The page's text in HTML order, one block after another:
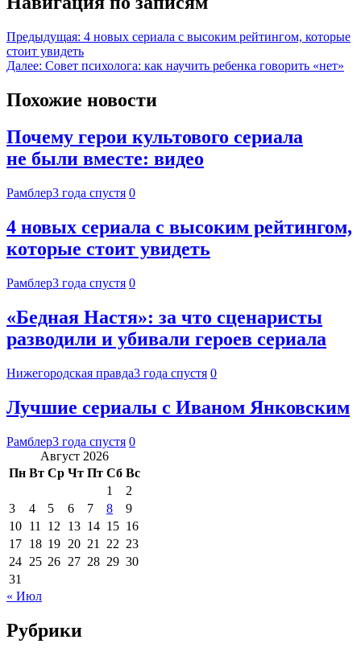
Предыдущая: 4 новых сериала с высоким рейтингом, которые
стоит увидеть
Далее: Совет психолога: как научить ребенка говорить «нет»
Похожие новости
Почему герои культового сериала
не были вместе: видео
Рамблер3 года спустя 0
4 новых сериала с высоким рейтингом,
которые стоит увидеть
Рамблер3 года спустя 0
«Бедная Настя»: за что сценаристы
разводили и убивали героев сериала
Нижегородская правда3 года спустя 0
Лучшие сериалы с Иваном Янковским
Рамблер3 года спустя 0
Август 2026
Пн Вт Ср Чт Пт Сб Вс
1
2
3
4 5 6 7 8
9
10 11 12 13 14 15 16
17 18 19 20 21 22 23
24 25 26 27 28 29 30
31
« Июл
Рубрики